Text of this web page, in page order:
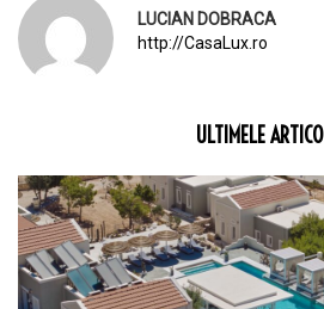
LUCIAN DOBRACA
http://CasaLux.ro
ULTIMELE